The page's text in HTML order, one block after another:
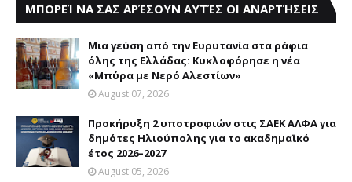
ΜΠΟΡΕΊ ΝΑ ΣΑΣ ΑΡΈΣΟΥΝ ΑΥΤΈΣ ΟΙ ΑΝΑΡΤΉΣΕΙΣ
Mια γεύση από την Eυρυτανία στα ράφια
όλης της Ελλάδας: Κυκλοφόρησε η νέα
«Μπύρα με Nερό Aλεστίων»
August 07, 2026
Προκήρυξη 2 υποτροφιών στις ΣΑΕΚ ΑΛΦΑ για
δημότες Ηλιούπολης για το ακαδημαϊκό
έτος 2026–2027
August 05, 2026